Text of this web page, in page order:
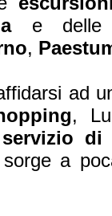
e delle
,
ad
,
servizio di
a